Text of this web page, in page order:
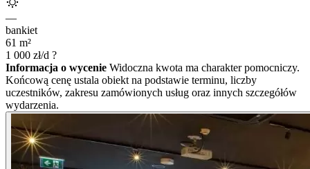
—
bankiet
61 m²
1 000 zł/d ?
Informacja o wycenie Widoczna kwota ma charakter pomocniczy.
Końcową cenę ustala obiekt na podstawie terminu, liczby
uczestników, zakresu zamówionych usług oraz innych szczegółów
wydarzenia.